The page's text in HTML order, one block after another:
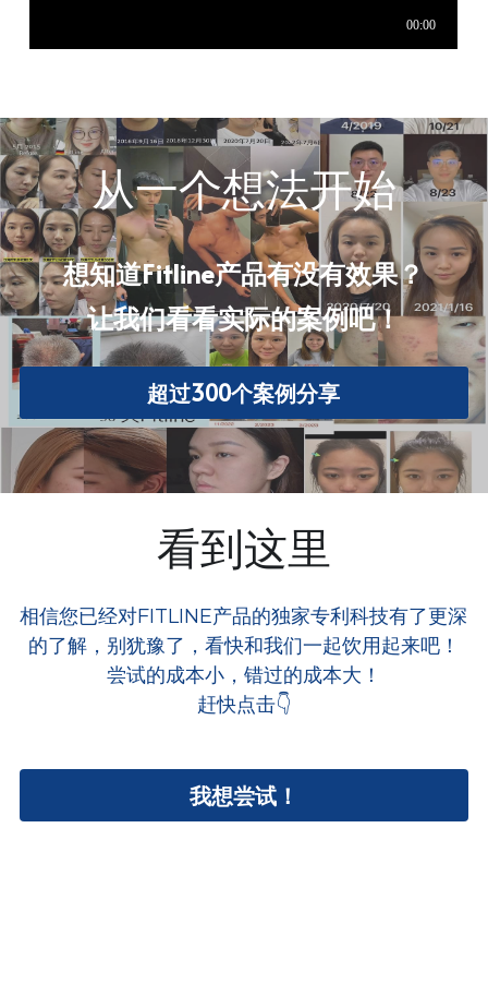
从一个想法开始
想知道Fitline产品有没有效果？
让我们看看实际的案例吧！
超过300个案例分享
看到这里
相信您已经对FITLINE产品的独家专利科技有了更深
的了解，别犹豫了，看快和我们一起饮用起来吧！
尝试的成本小，错过的成本大！
赶快点击👇
我想尝试！